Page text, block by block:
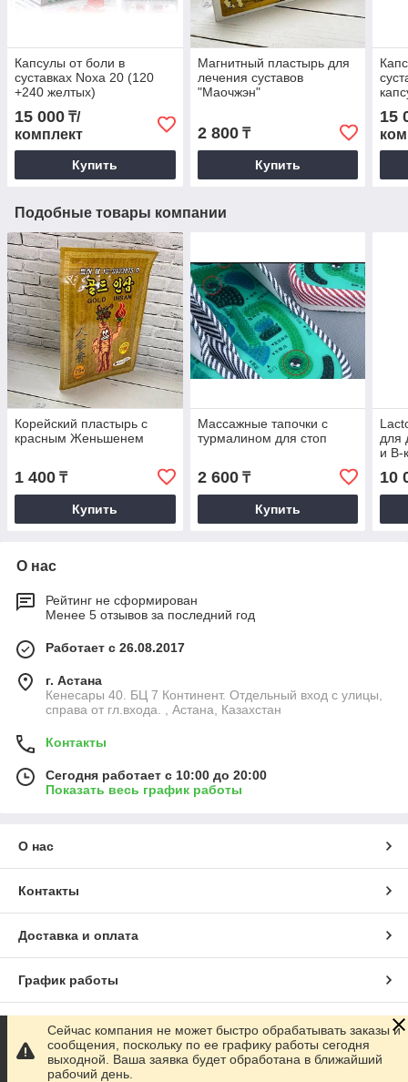
Капсулы от боли в
суставках Noxa 20 (120
+240 желтых)
15 000 ₸/
комплект
Купить
Магнитный пластырь для
лечения суставов
"Маочжэн"
2 800₸
Купить
15
Подобные товары компании
Корейский пластырь с
красным Женьшенем
1 400 ₸
Купить
Массажные тапочки с
турмалином для стоп
2 600₸
Купить
для
и B-
10
О нас
Рейтинг не сформирован
Менее 5 отзывов за последний год
Работает с 26.08.2017
г. Астана
Кенесары 40. БЦ 7 Континент. Отдельный вход с улицы,
справа от гл.входа. , Астана, Казахстан
Контакты
Сегодня работает с 10:00 до 20:00
Показать весь график работы
О нас
Контакты
Доставка и оплата
График работы
Полная версия сайта
Сайт создан на маркетплейсе Satu.kz
Сейчас компания не может быстро обрабатывать заказы и
сообщения, поскольку по ее графику работы сегодня
выходной. Ваша заявка будет обработана в ближайший
рабочий день.